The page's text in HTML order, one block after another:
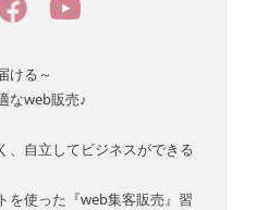
ける～
なweb販売♪
、自立してビジネスができる
を使った『web集客販売』習